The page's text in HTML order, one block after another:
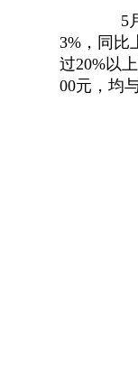
5
3%，同比
过20%以
00元，均